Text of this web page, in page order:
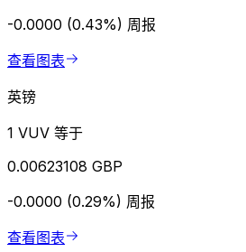
-0.0000 (0.43%) 周报
查看图表
英镑
1 VUV 等于
0.00623108 GBP
-0.0000 (0.29%) 周报
查看图表